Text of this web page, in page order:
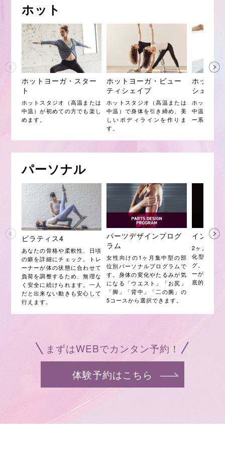
ホット
ホットヨーガ・スター
ト
ホットスタジオ（高温または
中温）が初めての方でも楽し
めます。
ホットヨーガ・ビュー
ティシェイプ
ホットスタジオ（高温または
中温）で身体を引き締め、美
しいボディラインを作りま
す。
ホットヨ
シェイプ
ホットスタ
中温）でコ
ー系ポーズ
パーソナル
ピラティス4
あなたの骨格や柔軟性、日頃
の癖を詳細にチェック。トレ
ーナーが体の状態に合わせて
負荷を調整するため、無理な
く安全に続けられます。一人
だと出来ない動きも安心して
行えます。
パーツデザインプログ
ラム
女性向けの1ヶ月集中型の部
位別パーソナルプログラムで
す。身体の変化やたるみが気
になる「ウエスト」「お尻」
「脚」「背中」「二の腕」の
5コースから選択できます。
インスタ
2ヶ月集中
化型パー
グ。経験豊
ーが、あな
底的にサポ
まずはWEBでカンタン予約！
体験予約はこちら